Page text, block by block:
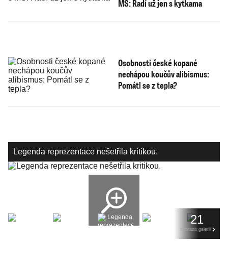
MS: Radí už jen s kytkama
Osobnosti české kopané
nechápou koučův alibismus:
Pomátl se z tepla?
Legenda reprezentace nešetřila kritikou.
21
zobrazit galerii